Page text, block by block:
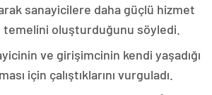
sanayicilere daha güçlü hizmet
temelini oluşturduğunu söyledi.
ve girişimcinin kendi yaşadığı
için çalıştıklarını vurguladı.